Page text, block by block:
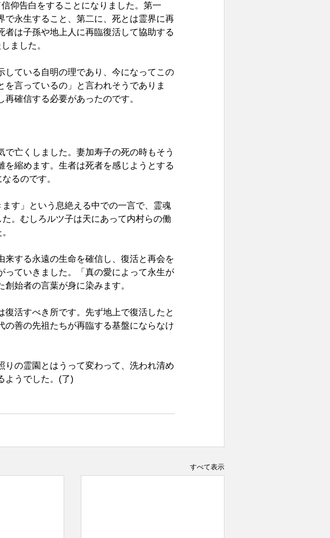
仰告白をすることになりました。第一
永生すること、第二に、死とは霊界に再
は子孫や地上人に再臨復活して協助する
ました。
ている自明の理であり、今になってこの
言っているの」と言われそうでありま
確信する必要があったのです。
亡くしました。妻加寿子の死の時もそう
縮めます。生者は死者を感じようとする
るのです。
す」という息絶える中での一言で、霊魂
。むしろルツ子は天にあって内村らの働
。
する永遠の生命を確信し、復活と再会を
ていきました。「真の愛によって永生が
創始者の言葉が身に染みます。
活すべき所です。先ず地上で復活したと
善の先祖たちが再臨する基盤にならなけ
の霊園とはうって変わって、洗われ清め
ようでした。(了)
すべて表示